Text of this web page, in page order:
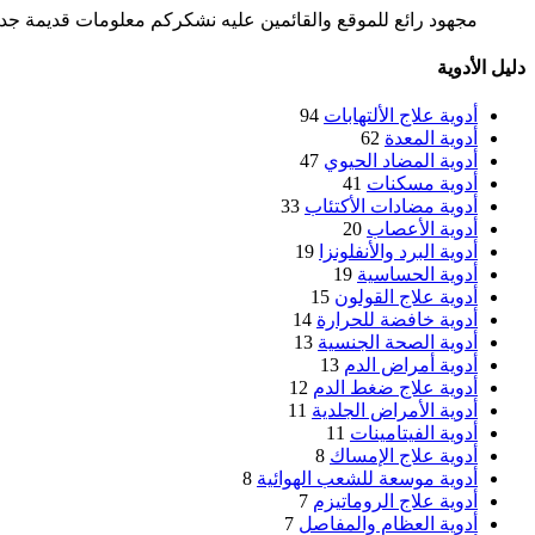
مجهود رائع للموقع والقائمين عليه نشكركم معلومات قديمة
دليل الأدوية
أدوية علاج الألتهابات 94
أدوية المعدة 62
أدوية المضاد الحيوي 47
أدوية مسكنات 41
أدوية مضادات الأكتئاب 33
أدوية الأعصاب 20
أدوية البرد والأنفلونزا
19
أدوية الحساسية 19
أدوية علاج القولون 15
أدوية خافضة للحرارة 14
أدوية الصحة الجنسية 13
أدوية أمراض الدم 13
أدوية علاج ضغط الدم 12
أدوية الأمراض الجلدية 11
أدوية الفيتامينات 11
أدوية علاج الإمساك 8
أدوية موسعة للشعب الهوائية 8
أدوية علاج الروماتيزم 7
أدوية العظام والمفاصل 7